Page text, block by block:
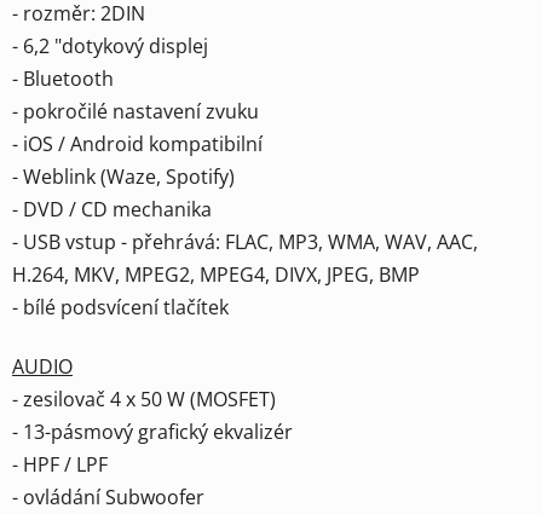
- rozměr: 2DIN
- 6,2 "dotykový displej
- Bluetooth
- pokročilé nastavení zvuku
- iOS / Android kompatibilní
- Weblink (Waze, Spotify)
- DVD / CD mechanika
- USB vstup - přehrává: FLAC, MP3, WMA, WAV, AAC,
H.264, MKV, MPEG2, MPEG4, DIVX, JPEG, BMP
- bílé podsvícení tlačítek
AUDIO
- zesilovač 4 x 50 W (MOSFET)
​- 13-pásmový grafický ekvalizér
- HPF / LPF
- ovládání Subwoofer